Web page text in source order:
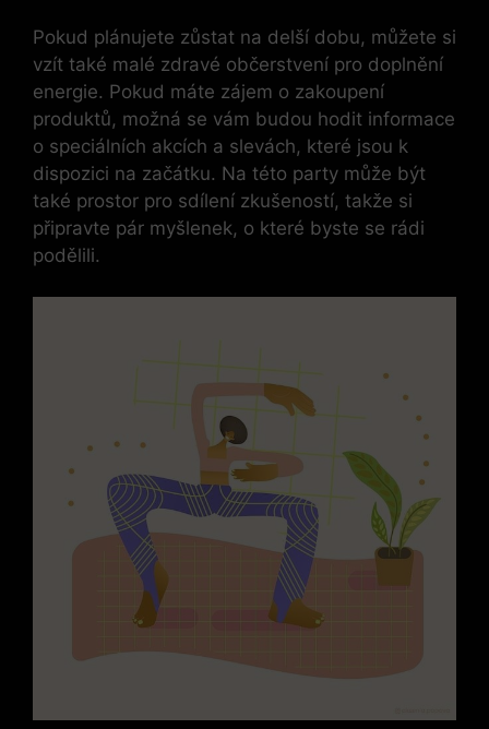
Pokud plánujete zůstat na delší dobu, můžete si
vzít také malé zdravé občerstvení pro doplnění
energie. Pokud máte zájem o zakoupení
produktů, možná se vám budou hodit informace
o speciálních akcích a slevách, které jsou k
dispozici na začátku. Na této party může být
také prostor pro sdílení zkušeností, takže si
připravte pár myšlenek, o které byste se rádi
podělili.